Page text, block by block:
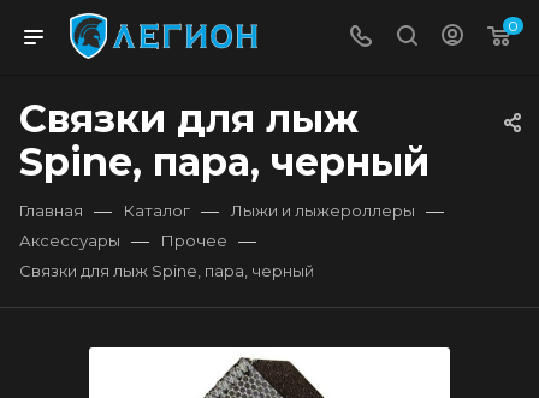
0
Связки для лыж
Spine, пара, черный
Главная — Каталог — Лыжи и лыжероллеры —
Аксессуары — Прочее —
Связки для лыж Spine, пара, черный